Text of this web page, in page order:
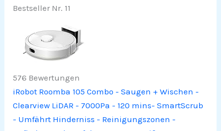
Bestseller Nr. 11
576 Bewertungen
iRobot Roomba 105 Combo - Saugen + Wischen -
Clearview LiDAR - 7000Pa - 120 mins- SmartScrub
- Umfährt Hinderniss - Reinigungszonen -